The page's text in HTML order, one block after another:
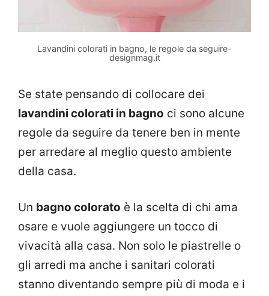
Lavandini colorati in bagno, le regole da seguire-
designmag.it
Se state pensando di collocare dei
lavandini colorati in bagno ci sono alcune
regole da seguire da tenere ben in mente
per arredare al meglio questo ambiente
della casa.
Un bagno colorato è la scelta di chi ama
osare e vuole aggiungere un tocco di
vivacità alla casa. Non solo le piastrelle o
gli arredi ma anche i sanitari colorati
stanno diventando sempre più di moda e i